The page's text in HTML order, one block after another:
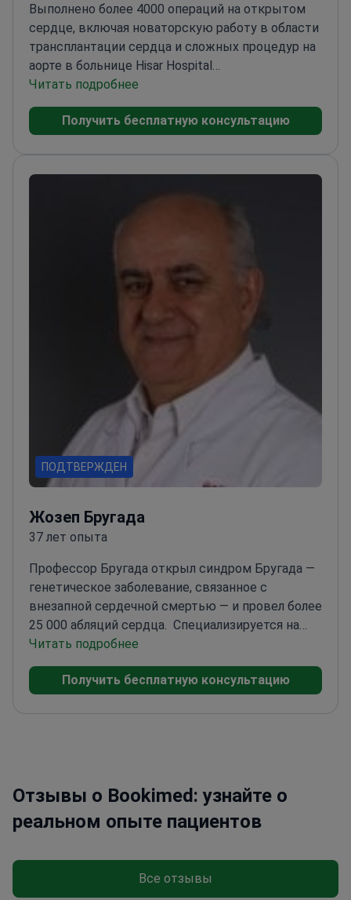
Выполнено более 4000 операций на открытом
сердце, включая новаторскую работу в области
трансплантации сердца и сложных процедур на
аорте в больнице Hisar Hospital
Intercontinental. Специализируется на
работающем сердцеОсновал клиники сердечно-
ТурцииПровел 8 трансплантаций сердца в
качестве ведущего хирургаЭксперт в области
повторных операций на клапанах высокого
Читать подробнее
Получить бесплатную консультацию
ПОДТВЕРЖДЕН
Жозеп Бругада
37 лет опыта
Профессор Бругада открыл синдром Бругада —
генетическое заболевание, связанное с
внезапной сердечной смертью — и провел более
25 000 абляций сердца.
Специализируется на
аритмиях, фибрилляции предсердий и
Европейской ассоциации сердечного
методам лечения сердцаВозглавляет
Читать подробнее
Получить бесплатную консультацию
Отзывы о Bookimed: узнайте о
реальном опыте пациентов
Все отзывы